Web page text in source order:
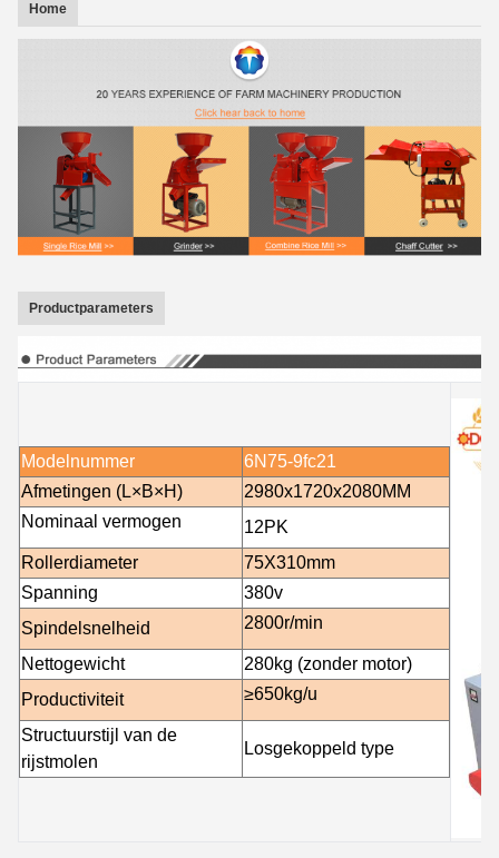
Home
Productparameters
Modelnummer
6N75-9fc21
Afmetingen (L×B×H)
2980x1720x2080MM
Nominaal vermogen
12PK
Rollerdiameter
75X310mm
Spanning
380v
Spindelsnelheid
2800r/min
Nettogewicht
280kg (zonder motor)
Productiviteit
≥650kg/u
Structuurstijl van de
rijstmolen
Losgekoppeld type